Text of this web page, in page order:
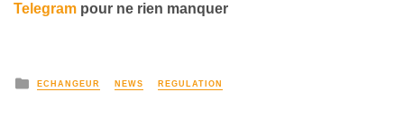
Telegram pour ne rien manquer
ECHANGEUR NEWS REGULATION